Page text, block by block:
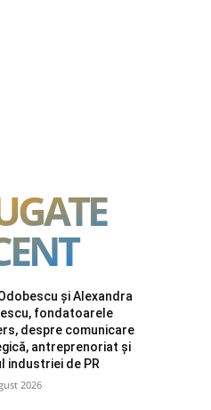
și Alexandra
fondatoarele
despre comunicare
antreprenoriat și
industriei de PR
2026